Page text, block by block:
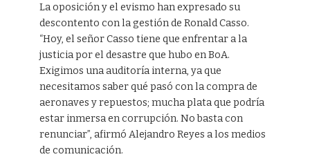
La oposición y el evismo han expresado su
descontento con la gestión de Ronald Casso.
“Hoy, el señor Casso tiene que enfrentar a la
justicia por el desastre que hubo en BoA.
Exigimos una auditoría interna, ya que
necesitamos saber qué pasó con la compra de
aeronaves y repuestos; mucha plata que podría
estar inmersa en corrupción. No basta con
renunciar”, afirmó Alejandro Reyes a los medios
de comunicación.